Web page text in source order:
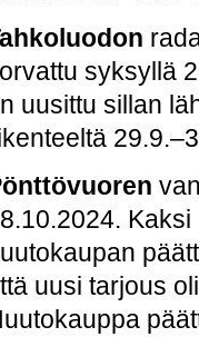
syksyllä
uusittu sillan
uusi tarjous